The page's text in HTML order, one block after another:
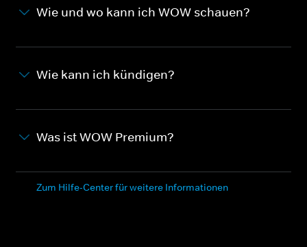
Wie und wo kann ich WOW schauen?
Wie kann ich kündigen?
Was ist WOW Premium?
Zum Hilfe-Center für weitere Informationen